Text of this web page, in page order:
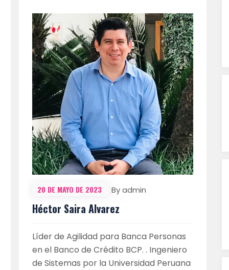
20 DE MAYO DE 2023 By admin
Héctor Saira Alvarez
Líder de Agilidad para Banca Personas
en el Banco de Crédito BCP. . Ingeniero
de Sistemas por la Universidad Peruana